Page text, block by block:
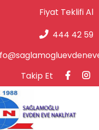
Fiyat Teklifi Al
444 42 59
Takip Et